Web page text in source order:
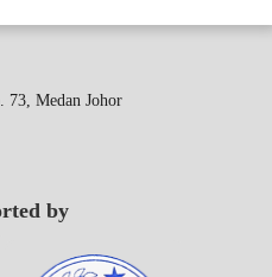
73, Medan Johor
by